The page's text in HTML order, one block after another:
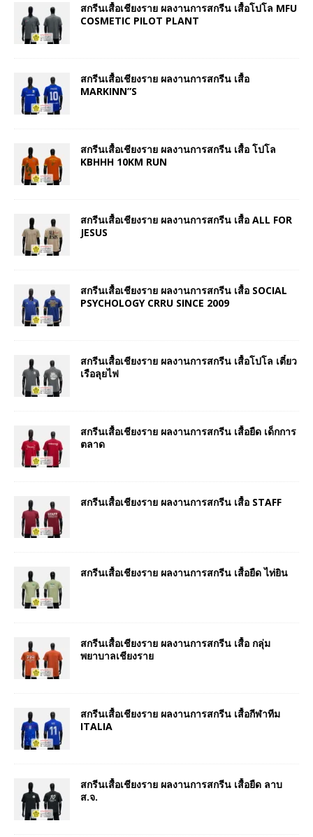
สกรีนเสื้อเชียงราย ผลงานการสกรีน เสื้อโปโล MFU
COSMETIC PILOT PLANT
สกรีนเสื้อเชียงราย ผลงานการสกรีน เสื้อ
MARKINN”S
สกรีนเสื้อเชียงราย ผลงานการสกรีน เสื้อ โปโล
KBHHH 10KM RUN
สกรีนเสื้อเชียงราย ผลงานการสกรีน เสื้อ ALL FOR
JESUS
สกรีนเสื้อเชียงราย ผลงานการสกรีน เสื้อ SOCIAL
PSYCHOLOGY CRRU SINCE 2009
สกรีนเสื้อเชียงราย ผลงานการสกรีน เสื้อโปโล เตี๋ยว
เรือลุยไฟ
สกรีนเสื้อเชียงราย ผลงานการสกรีน เสื้อยืด เด็กการ
ตลาด
สกรีนเสื้อเชียงราย ผลงานการสกรีน เสื้อ STAFF
สกรีนเสื้อเชียงราย ผลงานการสกรีน เสื้อยืด ไท่ยิน
สกรีนเสื้อเชียงราย ผลงานการสกรีน เสื้อ กลุ่ม
พยาบาลเชียงราย
สกรีนเสื้อเชียงราย ผลงานการสกรีน เสื้อกีฬาทีม
ITALIA
สกรีนเสื้อเชียงราย ผลงานการสกรีน เสื้อยืด ลาบ
ส.จ.